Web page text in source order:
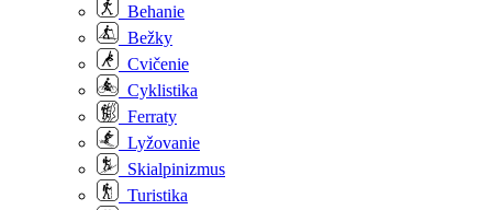
Behanie
Bežky
Cvičenie
Cyklistika
Ferraty
Lyžovanie
Skialpinizmus
Turistika